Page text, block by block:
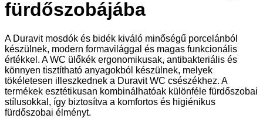
fürdőszobájába
A Duravit mosdók és bidék kiváló minőségű porcelánból
készülnek, modern formavilággal és magas funkcionális
értékkel. A WC ülőkék ergonomikusak, antibakteriális és
könnyen tisztítható anyagokból készülnek, melyek
tökéletesen illeszkednek a Duravit WC csészékhez. A
termékek esztétikusan kombinálhatóak különféle fürdőszobai
stílusokkal, így biztosítva a komfortos és higiénikus
fürdőszobai élményt.